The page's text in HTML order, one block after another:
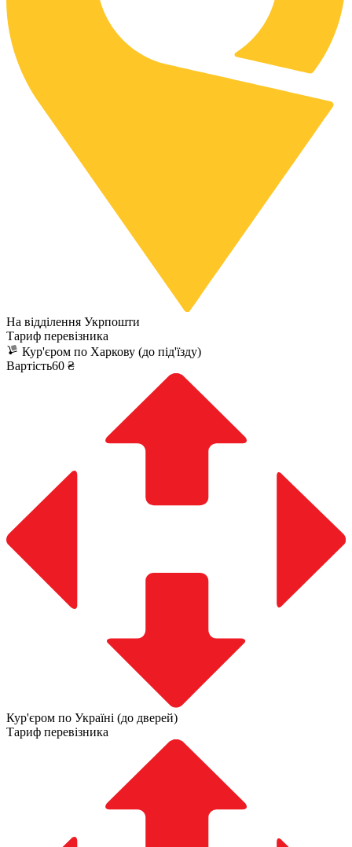
На відділення Укрпошти
Тариф перевізника
Кур'єром по Харкову (до під'їзду)
Вартість60 ₴
Кур'єром по Україні (до дверей)
Тариф перевізника